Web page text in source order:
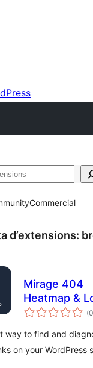
Commercial
d’extensions:
Mirage 404
Heatmap &
(0
way to find and
on your WordPress